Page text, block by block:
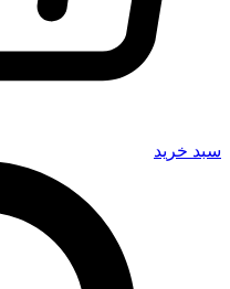
سبد خرید